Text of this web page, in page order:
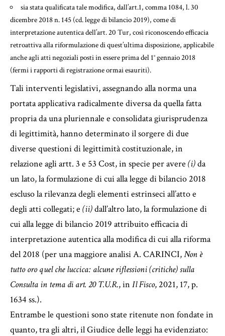
sia stata qualificata tale modifica, dall’art.1, comma 1084, l. 30
dicembre 2018 n. 145 (cd. legge di bilancio 2019), come di
interpretazione autentica dell’art. 20 Tur, così riconoscendo efficacia
retroattiva alla riformulazione di quest’ultima disposizione, applicabile
anche agli atti negoziali posti in essere prima del 1° gennaio 2018
(fermi i rapporti di registrazione ormai esauriti).
Tali interventi legislativi, assegnando alla norma una
portata applicativa radicalmente diversa da quella fatta
propria da una pluriennale e consolidata giurisprudenza
di legittimità, hanno determinato il sorgere di due
diverse questioni di legittimità costituzionale, in
relazione agli artt. 3 e 53 Cost, in specie per avere (i)da
un lato, la formulazione di cui alla legge di bilancio 2018
escluso la rilevanza degli elementi estrinseci all’atto e
degli atti collegati; e (ii)dall’altro lato, la formulazione di
cui alla legge di bilancio 2019 attribuito efficacia di
interpretazione autentica alla modifica di cui alla riforma
del 2018 (per una maggiore analisi A. CARINCI,Non è
tutto oro quel che luccica: alcune riflessioni (critiche) sulla
Consulta in tema di art. 20 T.U.R., in Il Fisco, 2021, 17, p.
1634 ss.).
Entrambe le questioni sono state ritenute non fondate in
quanto, tra gli altri, il Giudice delle leggi ha evidenziato: